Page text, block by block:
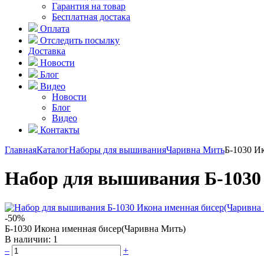
Гарантия на товар
Бесплатная достака
Оплата
Отследить посылку
Доставка
Новости
Блог
Видео
Новости
Блог
Видео
Контакты
ГлавнаяКаталогНаборы для вышиванияЧаривна МитьБ-1030
Набор для вышивания Б-
-50%
Б-1030 Икона именная бисер(Чаривна Мить)
В наличии: 1
–
+